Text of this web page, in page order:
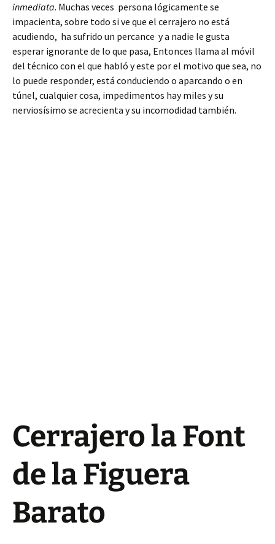
inmediata. Muchas veces persona lógicamente se
impacienta, sobre todo si ve que el cerrajero no está
acudiendo, ha sufrido un percance y a nadie le gusta
esperar ignorante de lo que pasa, Entonces llama al móvil
del técnico con el que habló y este por el motivo que sea, no
lo puede responder, está conduciendo o aparcando o en
túnel, cualquier cosa, impedimentos hay miles y su
nerviosísimo se acrecienta y su incomodidad también.
Cerrajero la Font
de la Figuera
Barato